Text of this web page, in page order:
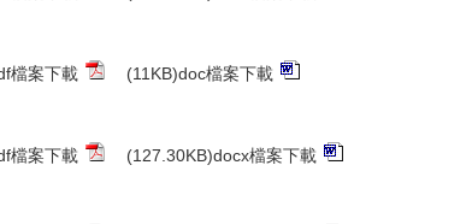
檔案下載 (11KB)doc檔案下載
檔案下載 (127.30KB)docx檔案下載